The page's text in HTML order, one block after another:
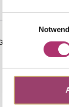
585 ·